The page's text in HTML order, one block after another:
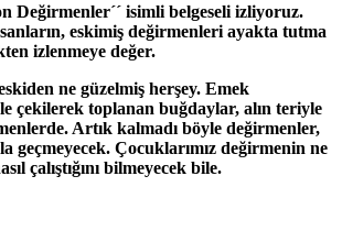
Değirmenler´´ isimli belgeseli izliyoruz.
eskimiş değirmenleri ayakta tutma
izlenmeye değer.
ne güzelmiş herşey. Emek
çekilerek toplanan buğdaylar, alın teriyle
Artık kalmadı böyle değirmenler,
geçmeyecek. Çocuklarımız değirmenin ne
çalıştığını bilmeyecek bile.